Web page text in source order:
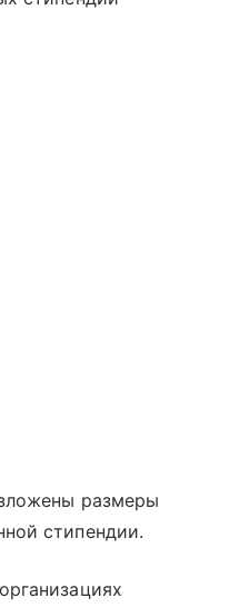
размеры
стипендии.